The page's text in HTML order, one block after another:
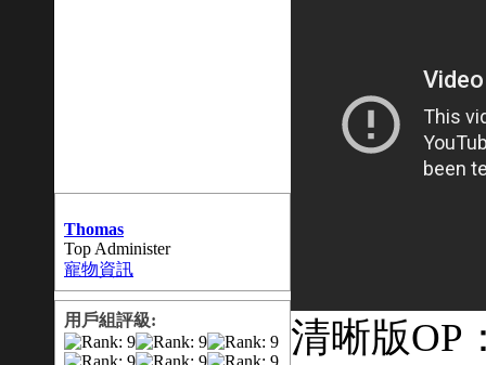
Thomas
Top Administer
寵物資訊
用戶組評級:
清晰版OP